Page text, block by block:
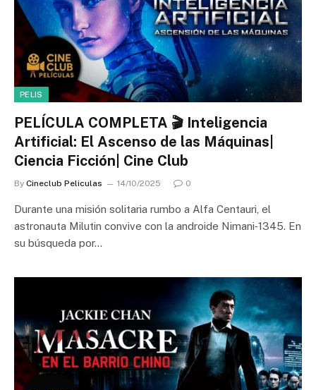
PELIS
PELÍCULA COMPLETA 🎬 Inteligencia
Artificial: El Ascenso de las Máquinas|
Ciencia Ficción| Cine Club
By Cineclub Peliculas 14/10/2025 0
Durante una misión solitaria rumbo a Alfa Centauri, el
astronauta Milutin convive con la androide Nimani‑1345. En
su búsqueda por…